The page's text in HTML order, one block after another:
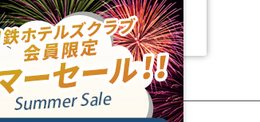
幅広く選ばれるホテルへ。